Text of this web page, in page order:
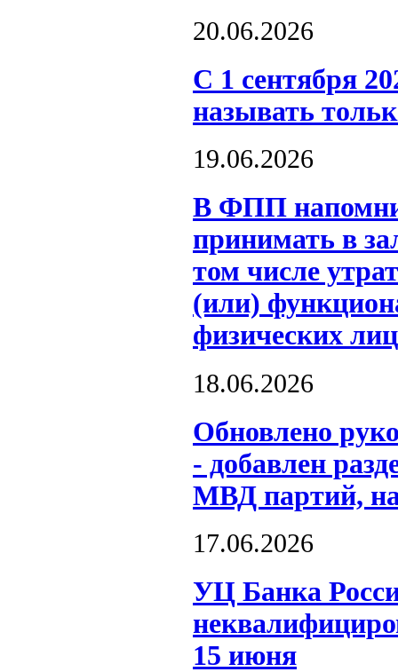
20.06.2026
С 1 сентября
называть
19.06.2026
В ФПП
принимать в
том числе
(или)
физических лиц
18.06.2026
Обновлено
- добавлен
МВД партий,
17.06.2026
УЦ Банка
15 июня